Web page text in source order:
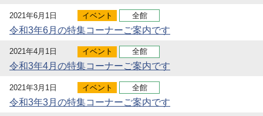
2021年6月1日 イベント 全館
令和3年6月の特集コーナーご案内です
2021年4月1日 イベント 全館
令和3年4月の特集コーナーご案内です
2021年3月1日 イベント 全館
令和3年3月の特集コーナーご案内です